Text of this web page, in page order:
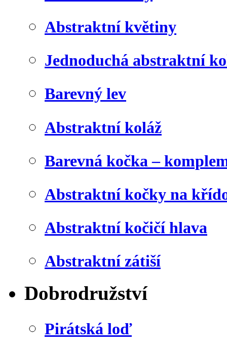
Abstraktní květiny
Jednoduchá abstraktní
Barevný lev
Abstraktní koláž
Barevná kočka –
Abstraktní kočky na
Abstraktní kočičí hlava
Abstraktní zátiší
Dobrodružství
Pirátská loď